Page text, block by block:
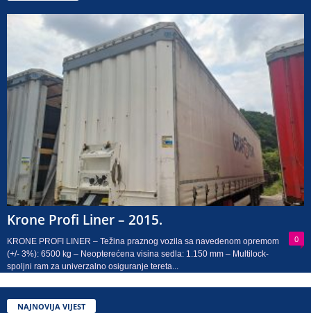
Krone Profi Liner – 2015.
0
KRONE PROFI LINER – Težina praznog vozila sa navedenom opremom
(+/- 3%): 6500 kg – Neopterećena visina sedla: 1.150 mm – Multilock-
spoljni ram za univerzalno osiguranje tereta...
NAJNOVIJA VIJEST